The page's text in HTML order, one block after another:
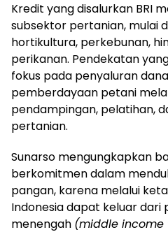
Kredit yang disalurkan BRI
subsektor pertanian, mulai
hortikultura, perkebunan,
perikanan. Pendekatan
fokus pada penyaluran
pemberdayaan petani
pendampingan, pelatihan,
pertanian.
Sunarso mengungkapkan
berkomitmen dalam
pangan, karena melalui
Indonesia dapat keluar
menengah (middle income